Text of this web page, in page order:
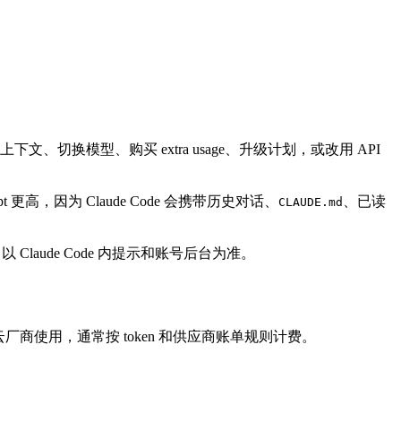
文、切换模型、购买 extra usage、升级计划，或改用 API
高，因为 Claude Code 会携带历史对话、 CLAUDE.md
、已读
Claude Code 内提示和账号后台为准。
商使用，通常按 token 和供应商账单规则计费。